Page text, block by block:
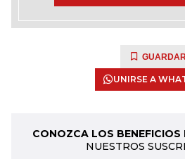
UNIRSE A
CONOZCA LOS BENEFICIOS
NUESTROS